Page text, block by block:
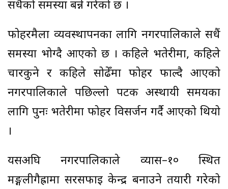
सधैंको समस्या बन्ने गरेको छ ।
फोहरमैला व्यवस्थापनका लागि नगरपालिकाले सधैं
समस्या भोग्दै आएको छ । कहिले भतेरीमा, कहिले
चारकुने र कहिले सोढेँमा फोहर फाल्दै आएको
नगरपालिकाले पछिल्लो पटक अस्थायी समयका
लागि पुनः भतेरीमा फोहर विसर्जन गर्दै आएको थियो
।
यसअघि नगरपालिकाले व्यास–१० स्थित
मङ्गलीगैह्रामा सरसफाइ केन्द्र बनाउने तयारी गरेको